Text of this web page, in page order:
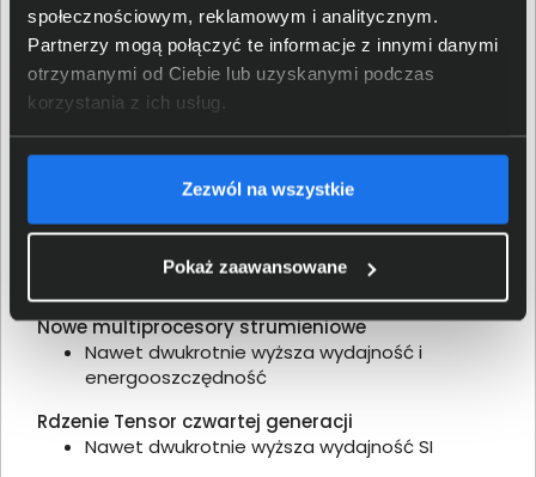
społecznościowym, reklamowym i analitycznym.
Partnerzy mogą połączyć te informacje z innymi danymi
otrzymanymi od Ciebie lub uzyskanymi podczas
korzystania z ich usług.
Zezwól na wszystkie
Pokaż zaawansowane
Nowe multiprocesory strumieniowe
Nawet dwukrotnie wyższa wydajność i
energooszczędność
Rdzenie Tensor czwartej generacji
Nawet dwukrotnie wyższa wydajność SI